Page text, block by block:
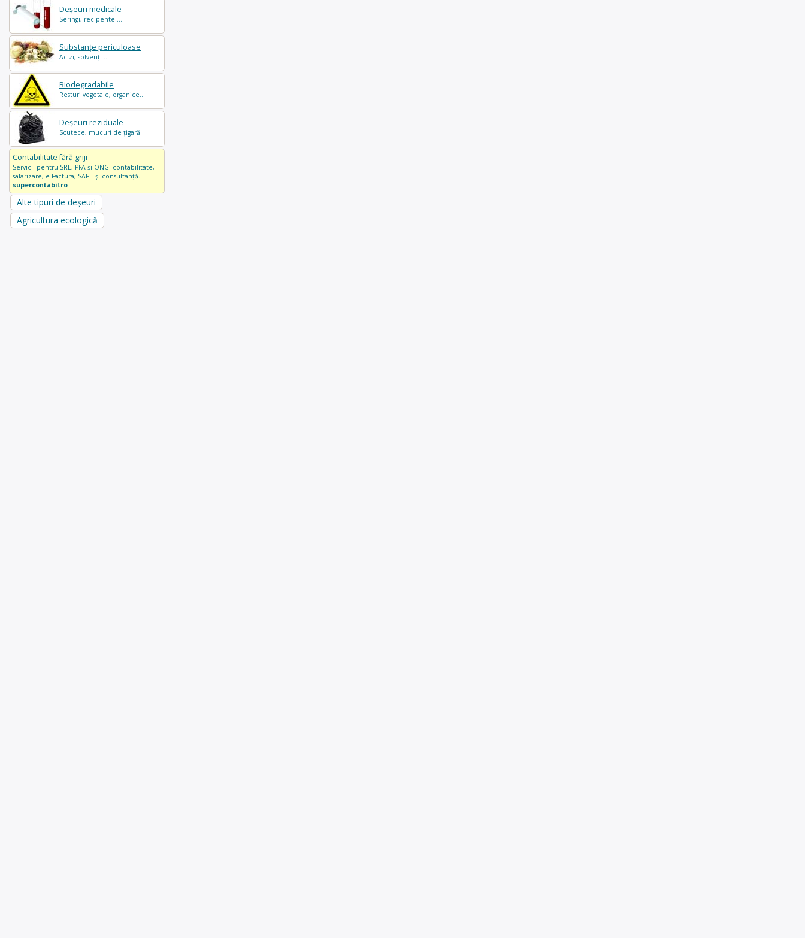
Deșeuri medicale
Seringi, recipente ...
Substanțe periculoase
Acizi, solvenți ...
Biodegradabile
Resturi vegetale, organice..
Deșeuri reziduale
Scutece, mucuri de țigară..
Contabilitate fără griji
Servicii pentru SRL, PFA și ONG: contabilitate,
salarizare, e-Factura, SAF-T și consultanță.
supercontabil.ro
Alte tipuri de deșeuri
Agricultura ecologică